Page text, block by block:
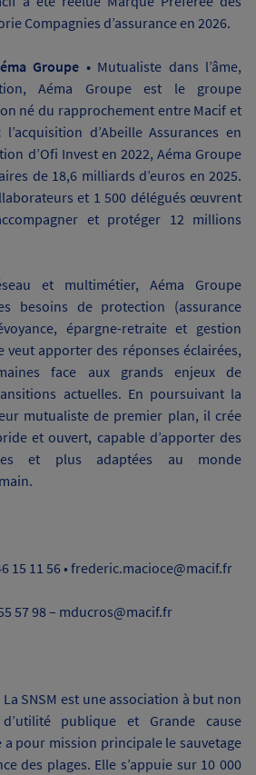
Compagnies d’assurance en 2026.
Groupe • Mutualiste dans l’âme,
Aéma Groupe est le groupe
né du rapprochement entre Macif et
d’Abeille Assurances en
d’Ofi Invest en 2022, Aéma Groupe
de 18,6 milliards d’euros en 2025.
et 1 500 délégués œuvrent
et protéger 12 millions
et multimétier, Aéma Groupe
besoins de protection (assurance
épargne-retraite et gestion
veut apporter des réponses éclairées,
face aux grands enjeux de
actuelles. En poursuivant la
mutualiste de premier plan, il crée
et ouvert, capable d’apporter des
et plus adaptées au monde
15 11 56 •frederic.macioce@macif.fr
57 98 – mducros@macif.fr
La SNSM est une association à but non
publique et Grande cause
a pour mission principale le sauvetage
des plages. Elle s’appuie sur 10 000